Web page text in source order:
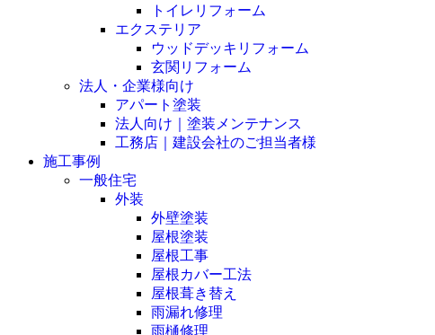
トイレリフォーム
エクステリア
ウッドデッキリフォーム
玄関リフォーム
法人・企業様向け
アパート塗装
法人向け｜塗装メンテナンス
工務店｜建設会社のご担当者様
施工事例
一般住宅
外装
外壁塗装
屋根塗装
屋根工事
屋根カバー工法
屋根葺き替え
雨漏れ修理
雨樋修理